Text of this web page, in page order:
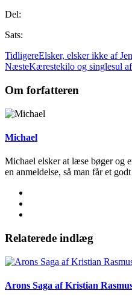
Del:
Sats:
TidligereElsker, elsker ikke af
NæsteKærestekilo og singlesul
Om forfatteren
Michael
Michael elsker at læse bøger og
en anmeldelse, så man får et
Relaterede indlæg
Arons Saga af Kristian